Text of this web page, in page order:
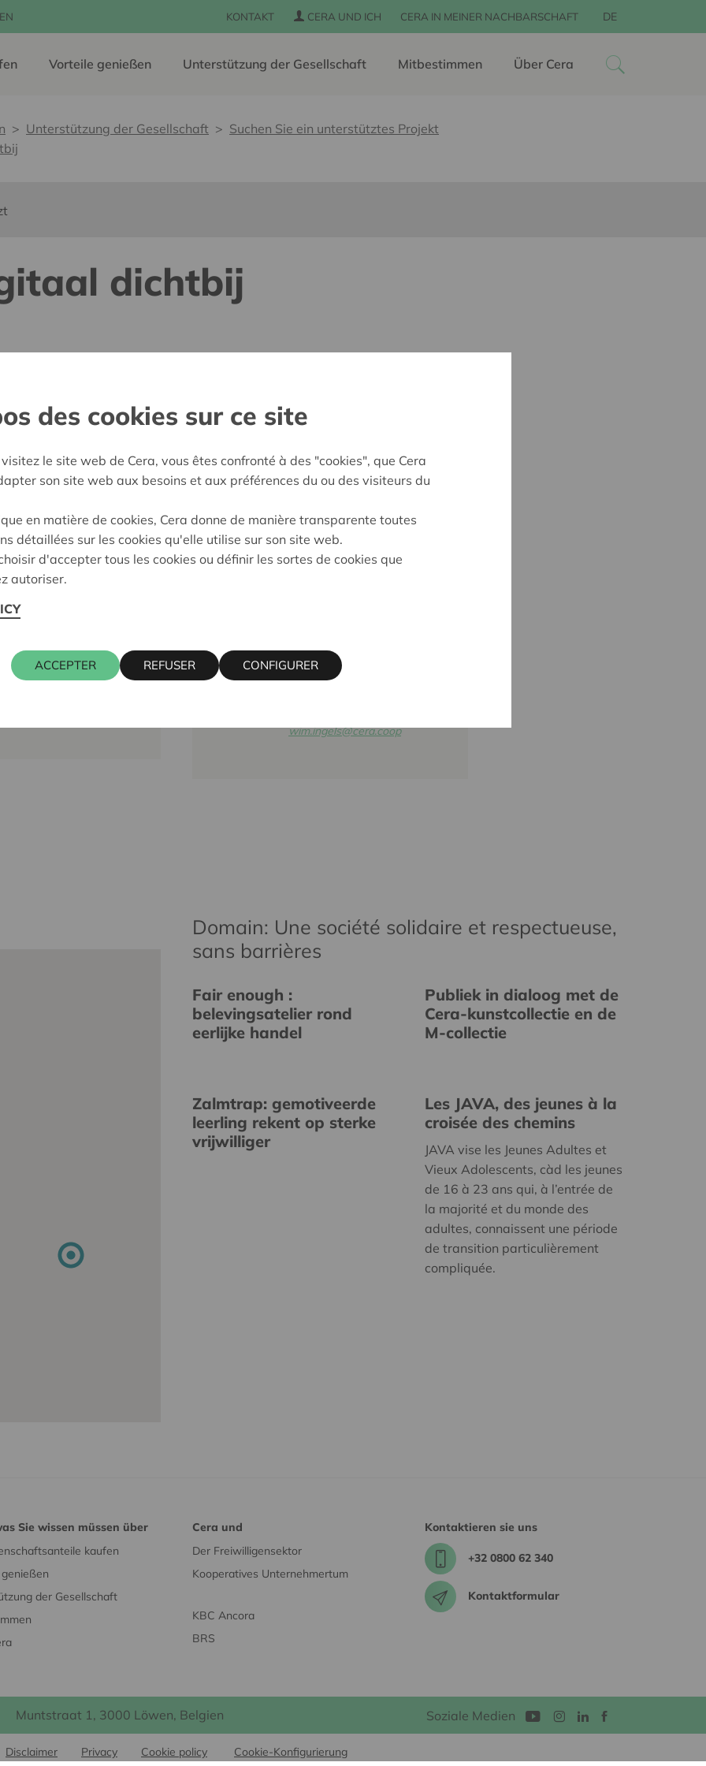
KONTAKT CERA UND ICH CERA IN MEINER NACHBARSCHAFT DE
Vorteile genießen Unterstützung der Gesellschaft Mitbestimmen Über Cera
Unterstützung der Gesellschaft
Suchen Sie ein unterstütztes Projekt
dichtbij
barrières
participer à part entière,
Approved
wim.ingels@cera.coop
Domain: Une société solidaire et respectueuse,
sans barrières
Fair enough :
belevingsatelier rond
eerlijke handel
Publiek in dialoog met de
Cera-kunstcollectie en de
M-collectie
Zalmtrap: gemotiveerde
leerling rekent op sterke
vrijwilliger
Les JAVA, des jeunes à la
croisée des chemins
JAVA vise les Jeunes Adultes et
Vieux Adolescents, càd les jeunes
de 16 à 23 ans qui, à l’entrée de
la majorité et du monde des
adultes, connaissent une période
de transition particulièrement
compliquée.
Sie wissen müssen über
kaufen
der Gesellschaft
Cera und
Der Freiwilligensektor
Kooperatives Unternehmertum
KBC Ancora
BRS
Kontaktieren sie uns
+32 0800 62 340
Kontaktformular
Muntstraat 1, 3000 Löwen, Belgien Soziale Medien
Disclaimer Privacy Cookie policy Cookie-Konfigurierung
des cookies sur ce site
le site web de Cera, vous êtes confronté à des "cookies", que Cera
son site web aux besoins et aux préférences du ou des visiteurs du
en matière de cookies, Cera donne de manière transparente toutes
détaillées sur les cookies qu'elle utilise sur son site web.
d'accepter tous les cookies ou définir les sortes de cookies que
autoriser.
ACCEPTER REFUSER CONFIGURER